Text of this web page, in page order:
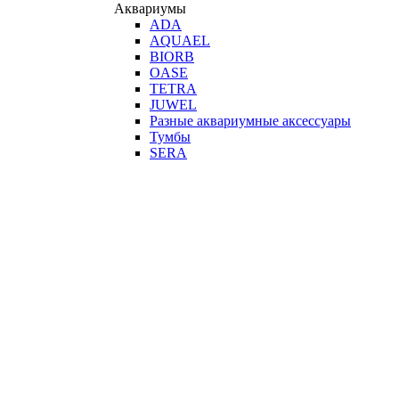
Аквариумы
ADA
AQUAEL
BIORB
OASE
TETRA
JUWEL
Разные аквариумные аксессуары
Тумбы
SERA